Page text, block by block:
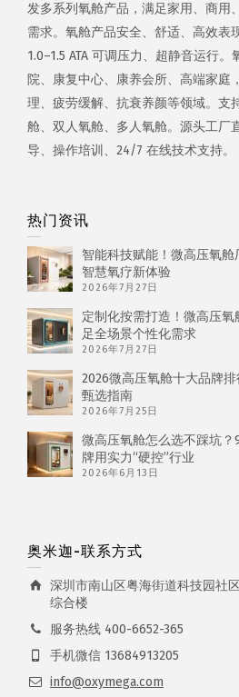
发多系列氧舱产品，满足家用、商用
需求。氧舱产品安全、舒适、高效表
1.0–1.5 ATA 可调压力、超静音运行
院、康复中心、康养会所、高端家庭
理、疲劳缓解、抗衰养颜等领域。支
舱、双人氧舱、多人氧舱。源头工厂
导、操作培训、24/7 在线技术支持。
热门资讯
智能科技赋能！微高压氧
智慧氧疗新体验
2026年7月27日
定制化按需打造！微高压
足全场景个性化需求
2026年7月27日
2026微高压氧舱十大品牌
甄选指南
2026年7月25日
微高压氧舱怎么选不踩坑
牌用实力“硬控”行业
2026年6月13日
奥米迦-联系方式
深圳市南山区粤海街道科技园社
综合楼
服务热线 400-6652-365
手机微信 13684913205
info@oxymega.com